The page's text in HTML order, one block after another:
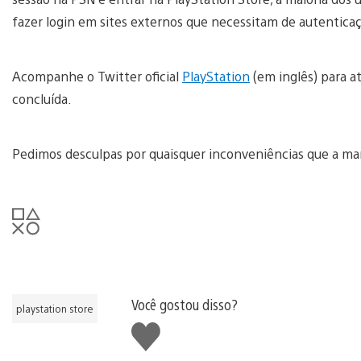
fazer login em sites externos que necessitam de
Acompanhe o Twitter oficial PlayStation (em inglês) para
concluída.
Pedimos desculpas por quaisquer inconveniências que a
playstation store
Você gostou disso?
Curtir